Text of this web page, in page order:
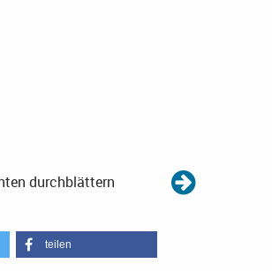
durchblättern
teilen